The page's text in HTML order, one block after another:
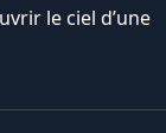
le ciel d’une